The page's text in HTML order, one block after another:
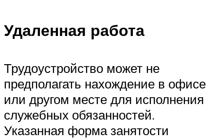
Удаленная работа
Трудоустройство может не
предполагать нахождение в офисе
или другом месте для исполнения
служебных обязанностей.
Указанная форма занятости